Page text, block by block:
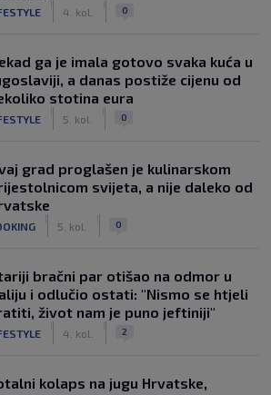
4. kol. 0
ga je imala gotovo svaka kuća u
a danas postiže cijenu od
stotina eura
5. kol. 0
grad proglašen je kulinarskom
svijeta, a nije daleko od
5. kol. 0
bračni par otišao na odmor u
i odlučio ostati: "Nismo se htjeli
život nam je puno jeftiniji"
4. kol. 2
kolaps na jugu Hrvatske,